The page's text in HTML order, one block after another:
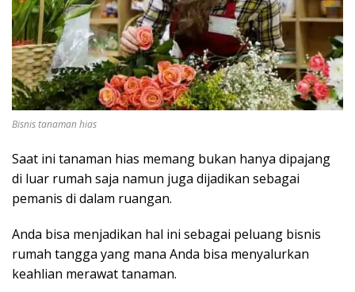
Bisnis tanaman hias
Saat ini tanaman hias memang bukan hanya dipajang
di luar rumah saja namun juga dijadikan sebagai
pemanis di dalam ruangan.
Anda bisa menjadikan hal ini sebagai peluang bisnis
rumah tangga yang mana Anda bisa menyalurkan
keahlian merawat tanaman.